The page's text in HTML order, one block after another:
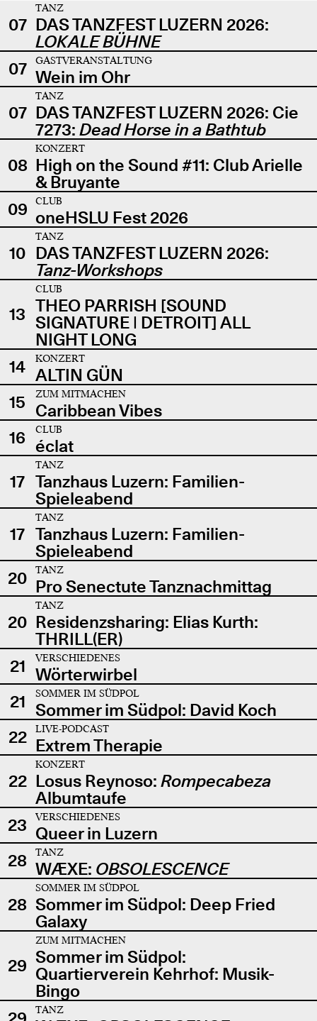
07
TANZ
DAS TANZFEST LUZERN 2026:
LOKALE BÜHNE
07
GASTVERANSTALTUNG
Wein im Ohr
07
TANZ
DAS TANZFEST LUZERN 2026: Cie
7273: Dead Horse in a Bathtub
08
KONZERT
High on the Sound #11: Club Arielle
& Bruyante
09
CLUB
oneHSLU Fest 2026
10
TANZ
DAS TANZFEST LUZERN 2026:
Tanz-Workshops
13
CLUB
THEO PARRISH [SOUND
SIGNATURE | DETROIT] ALL
NIGHT LONG
14
KONZERT
ALTIN GÜN
15
ZUM MITMACHEN
Caribbean Vibes
16
CLUB
éclat
17
TANZ
Tanzhaus Luzern: Familien-
Spieleabend
17
TANZ
Tanzhaus Luzern: Familien-
Spieleabend
20
TANZ
Pro Senectute Tanznachmittag
20
TANZ
Residenzsharing: Elias Kurth:
THRILL(ER)
21
VERSCHIEDENES
Wörterwirbel
21
SOMMER IM SÜDPOL
Sommer im Südpol: David Koch
22
LIVE-PODCAST
Extrem Therapie
22
KONZERT
Losus Reynoso: Rompecabeza
Albumtaufe
23
VERSCHIEDENES
Queer in Luzern
28
TANZ
WÆXE: OBSOLESCENCE
28
SOMMER IM SÜDPOL
Sommer im Südpol: Deep Fried
Galaxy
29
ZUM MITMACHEN
Sommer im Südpol:
Quartierverein Kehrhof: Musik-
Bingo
TANZ